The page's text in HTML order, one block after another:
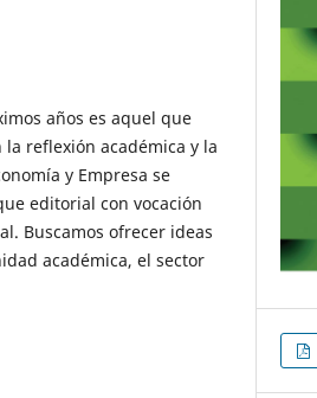
años es aquel que
reflexión académica y la
y Empresa se
editorial con vocación
Buscamos ofrecer ideas
académica, el sector